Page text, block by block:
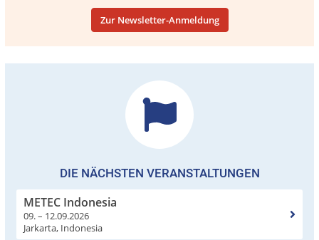
Zur Newsletter-Anmeldung
DIE NÄCHSTEN VERANSTALTUNGEN
METEC Indonesia
09. – 12.09.2026
Jarkarta, Indonesia